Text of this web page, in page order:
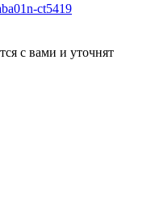
ct5419
с вами и уточнят